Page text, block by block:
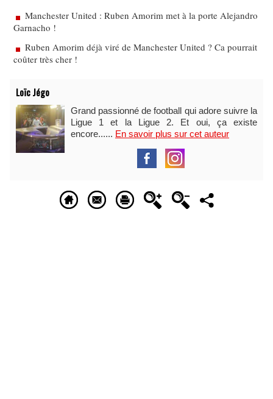
Manchester United : Ruben Amorim met à la porte Alejandro
Garnacho !
Ruben Amorim déjà viré de Manchester United ? Ca pourrait
coûter très cher !
Loïc Jégo
Grand passionné de football qui adore suivre la
Ligue 1 et la Ligue 2. Et oui, ça existe
encore...... En savoir plus sur cet auteur